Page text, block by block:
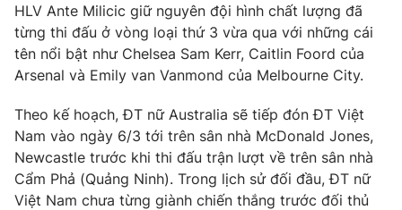
Video Shorts video
VTV Money VTV Thể thao
VTV Sức khoẻ Bất động sản
Thị trường 24h Tấm lòng Việt
HLV Ante Milicic giữ nguyên đội hình chất lượng đã
từng thi đấu ở vòng loại thứ 3 vừa qua với những cái
tên nổi bật như Chelsea Sam Kerr, Caitlin Foord của
Arsenal và Emily van Vanmond của Melbourne City.
Theo kế hoạch, ĐT nữ Australia sẽ tiếp đón ĐT Việt
Nam vào ngày 6/3 tới trên sân nhà McDonald Jones,
Newcastle trước khi thi đấu trận lượt về trên sân nhà
Cẩm Phả (Quảng Ninh). Trong lịch sử đối đầu, ĐT nữ
Việt Nam chưa từng giành chiến thắng trước đối thủ